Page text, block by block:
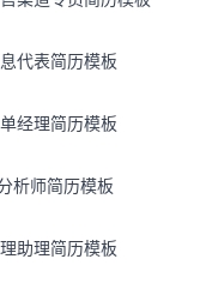
代表简历模板
经理简历模板
析师简历模板
助理简历模板